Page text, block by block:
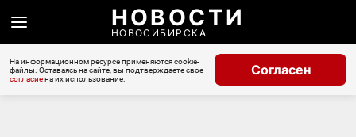
НОВОСТИ
НОВОСИБИРСКА
На информационном ресурсе применяются cookie-
файлы. Оставаясь на сайте, вы подтверждаете свое
согласиена их использование.
Согласен